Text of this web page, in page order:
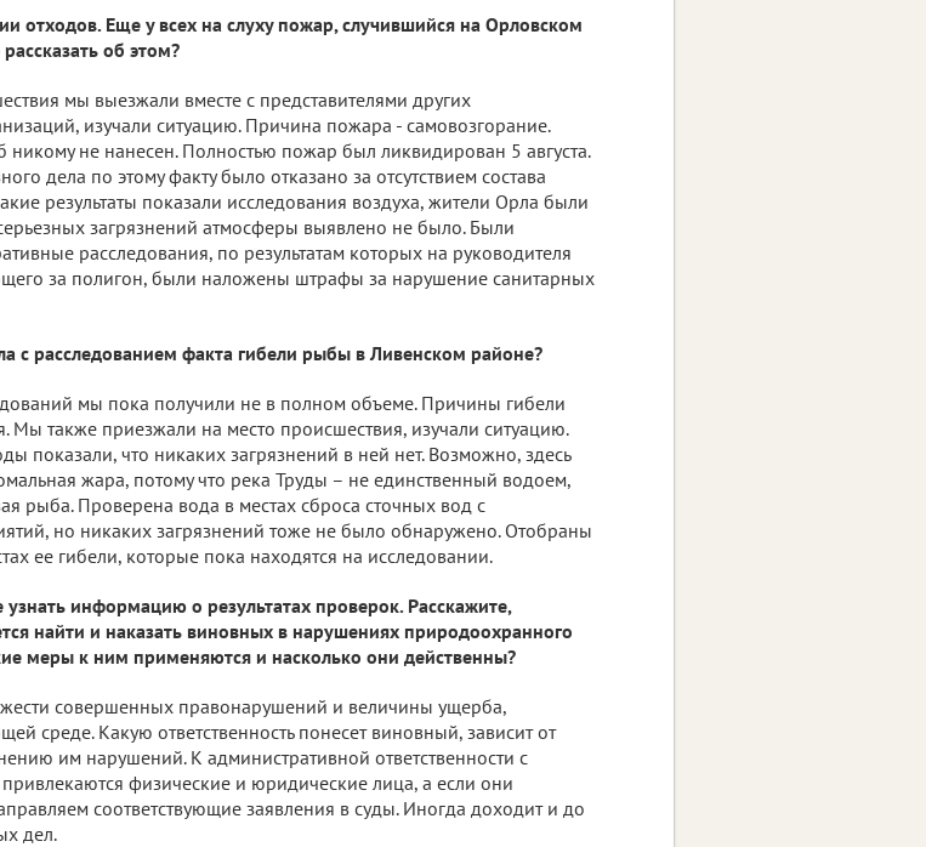
отходов. Еще у всех на слуху пожар, случившийся на Орловском
об этом?
мы выезжали вместе с представителями других
изучали ситуацию. Причина пожара - самовозгорание.
не нанесен. Полностью пожар был ликвидирован 5 августа.
дела по этому факту было отказано за отсутствием состава
результаты показали исследования воздуха, жители Орла были
загрязнений атмосферы выявлено не было. Были
расследования, по результатам которых на руководителя
за полигон, были наложены штрафы за нарушение санитарных
с расследованием факта гибели рыбы в Ливенском районе?
мы пока получили не в полном объеме. Причины гибели
Мы также приезжали на место происшествия, изучали ситуацию.
показали, что никаких загрязнений в ней нет. Возможно, здесь
жара, потому что река Труды – не единственный водоем,
рыба. Проверена вода в местах сброса сточных вод с
но никаких загрязнений тоже не было обнаружено. Отобраны
ее гибели, которые пока находятся на исследовании.
узнать информацию о результатах проверок. Расскажите,
найти и наказать виновных в нарушениях природоохранного
меры к ним применяются и насколько они действенны?
совершенных правонарушений и величины ущерба,
среде. Какую ответственность понесет виновный, зависит от
им нарушений. К административной ответственности с
физические и юридические лица, а если они
соответствующие заявления в суды. Иногда доходит и до
дел.